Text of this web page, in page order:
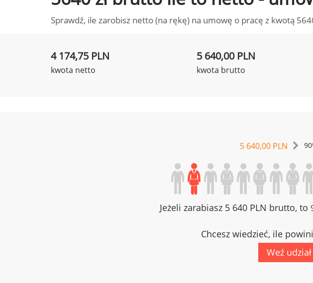
Sprawdź, ile zarobisz netto (na rękę) na umowę o pracę z kwotą
4 174,75 PLN
kwota netto
5 640,00 PLN
kwota brutto
5 640,00 PLN
Jeżeli zarabiasz 5 640 PLN brutto, to
Chcesz wiedzieć, ile
Weź